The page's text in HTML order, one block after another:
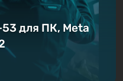
для ПК, Meta